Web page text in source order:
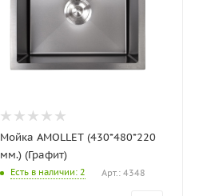
Мойка AMOLLET (430*480*220
мм.) (Графит)
Есть в наличии: 2 Арт.: 4348